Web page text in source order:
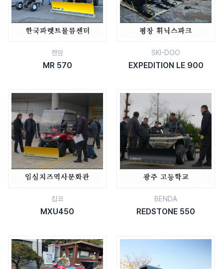
캔암
MR 570
SKI-DOO
EXPEDITION LE 900
킴코
MXU450
BENDA
REDSTONE 550